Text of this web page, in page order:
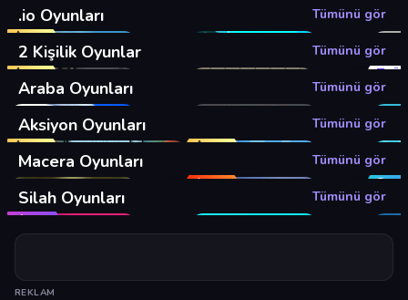
.io Oyunları Tümünü gör
Top
2 Kişilik Oyunlar Tümünü gör
Top
Araba Oyunları Tümünü gör
Aksiyon Oyunları Tümünü gör
Top Top
Macera Oyunları Tümünü gör
Hot
Silah Oyunları Tümünü gör
Yeni
REKLAM